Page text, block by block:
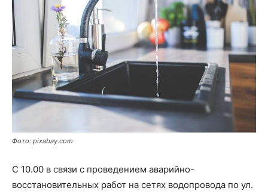
Фото: pixabay.com
С 10.00 в связи с проведением аварийно-
восстановительных работ на сетях водопровода по ул.